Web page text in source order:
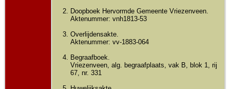
Doopboek Hervormde Gemeente Vriezenveen.
Aktenummer: vnh1813-53
Overlijdensakte.
Aktenummer: vv-1883-064
Begraafboek.
Vriezenveen, alg. begraafplaats, vak B, blok 1, rij
67, nr. 331